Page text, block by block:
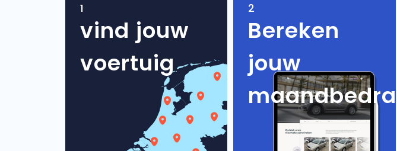
1
vind jouw
voertuig
2
Bereken
jouw
maandbedrag